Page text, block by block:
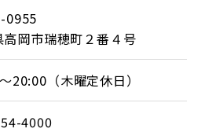
0955
高岡市瑞穂町２番４号
20:00（木曜定休日）
4000